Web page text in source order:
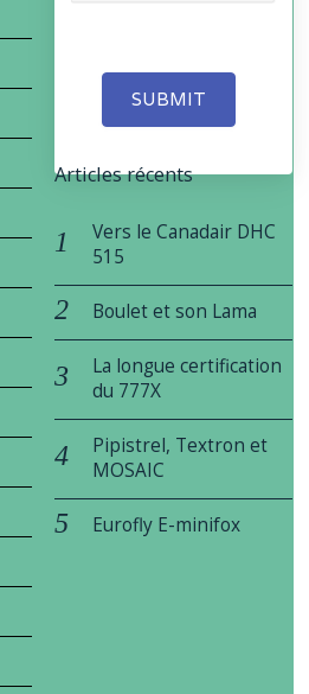
SUBMIT
Articles récents
Vers le Canadair DHC
515
Boulet et son Lama
La longue certification
du 777X
Pipistrel, Textron et
MOSAIC
Eurofly E-minifox